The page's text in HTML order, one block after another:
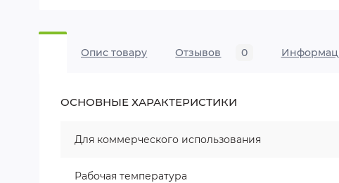
Опис товару Отзывов 0
ОСНОВНЫЕ ХАРАКТЕРИСТИКИ
Для коммерческого использования
Рабочая температура